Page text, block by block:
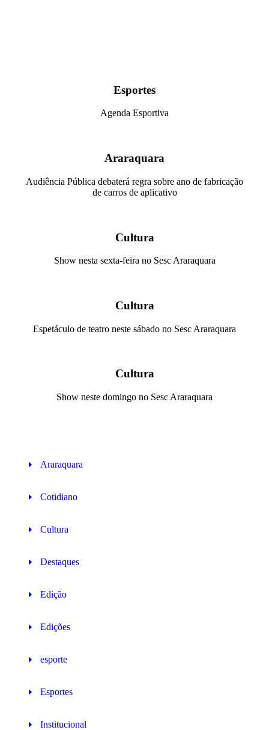
Esportes
Agenda Esportiva
Araraquara
Audiência Pública debaterá regra sobre ano de fabricação
de carros de aplicativo
Cultura
Show nesta sexta-feira no Sesc Araraquara
Cultura
Espetáculo de teatro neste sábado no Sesc Araraquara
Cultura
Show neste domingo no Sesc Araraquara
Araraquara
Cotidiano
Cultura
Destaques
Edição
Edições
esporte
Esportes
Institucional